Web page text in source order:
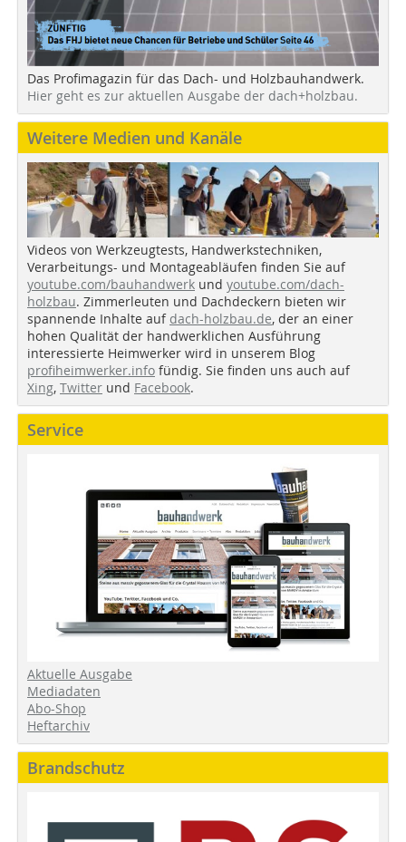
Das Profimagazin für das Dach- und Holzbauhandwerk.
Hier geht es zur aktuellen Ausgabe der dach+holzbau.
Weitere Medien und Kanäle
Videos von Werkzeugtests, Handwerkstechniken,
Verarbeitungs- und Montageabläufen finden Sie auf
youtube.com/bauhandwerk und youtube.com/dach-
holzbau. Zimmerleuten und Dachdeckern bieten wir
spannende Inhalte auf dach-holzbau.de, der an einer
hohen Qualität der handwerklichen Ausführung
interessierte Heimwerker wird in unserem Blog
profiheimwerker.info fündig. Sie finden uns auch auf
Xing, Twitter und Facebook.
Service
Aktuelle Ausgabe
Mediadaten
Abo-Shop
Heftarchiv
Brandschutz